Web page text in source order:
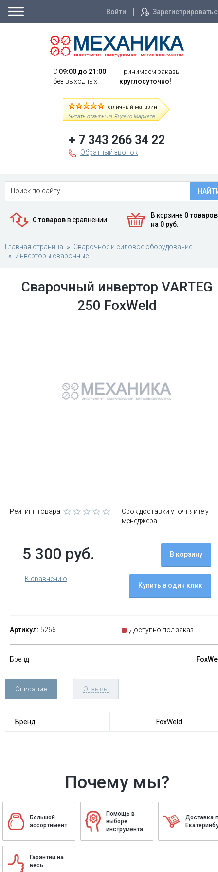
Войти
C 09:00 до 21:00
без выходных!
Принимаем заказы
круглосуточно!
отличный магазин
Читать отзывы на Яндекс.Маркете
+ 7 343 266 34 22
Обратный звонок
0 товаровв сравнении
В корзине 0 товаров
на 0 руб.
Главная страница
Сварочное и силовое оборудование
Инверторы сварочные
Сварочный инвертор VARTEG
250 FoxWeld
Рейтинг товара:
Срок доставки уточняйте у
менеджера
5 300 руб.
К сравнению
В корзину
Купить в один клик
Артикул: 5266 Доступно под заказ
Бренд
Описание Отзывы
Бренд FoxWeld
Почему мы?
Большой
ассортимент
Помощь в
выборе
инструмента
Доставка
Гарантии на
весь